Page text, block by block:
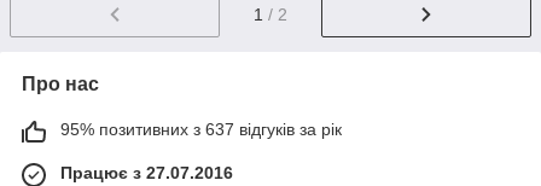
1 / 2
Про нас
95% позитивних з 637 відгуків за рік
Працює з 27.07.2016